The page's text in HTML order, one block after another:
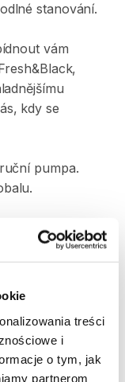
treści
i
o tym, jak
partnerom
stanování.
vám
​,​
​,​ kdy se
ruční pumpa.